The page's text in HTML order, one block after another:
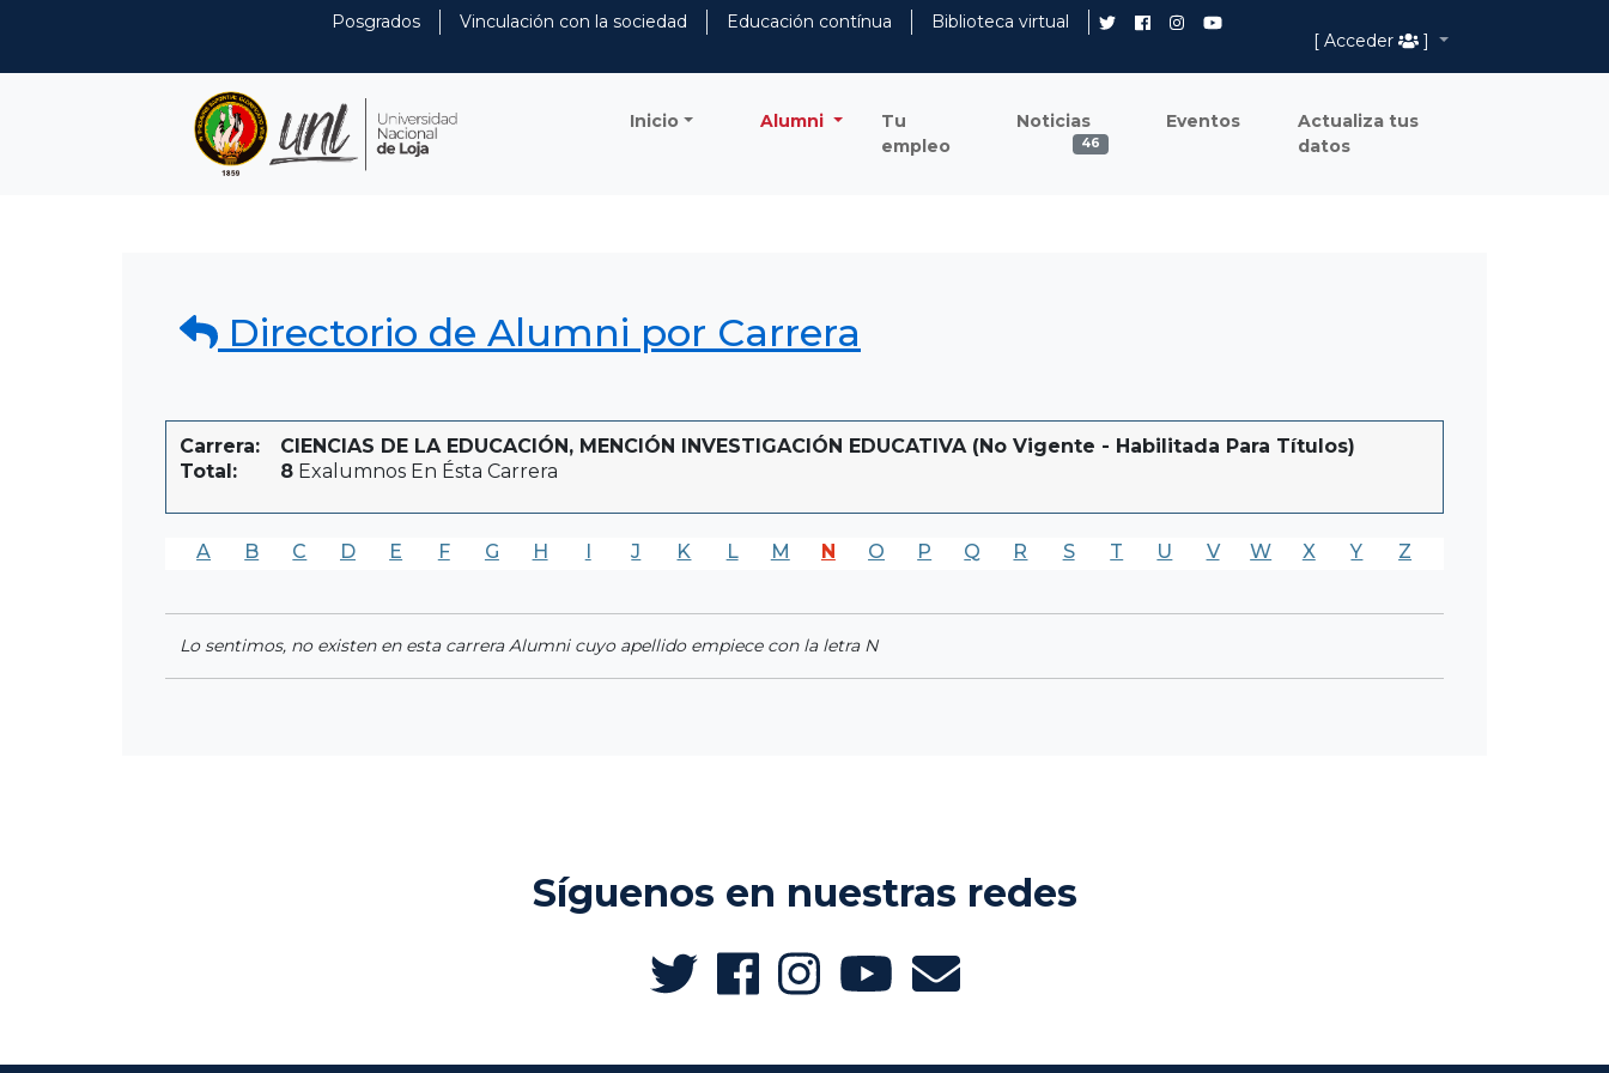
Posgrados Vinculación con la sociedad Educación contínua
Biblioteca virtual
[ Acceder
]
Inicio Alumni
Tu
empleo
Noticias
46
Eventos
Actualiza tus
datos
Directorio de Alumni por Carrera
Carrera:
CIENCIAS DE LA EDUCACIÓN, MENCIÓN INVESTIGACIÓN EDUCATIVA (No Vigente - Habilitada Para Títulos)
Total:
8 Exalumnos En Ésta Carrera
A B C D E F G H I J K L M N O P Q R S T U V W X Y Z
Lo sentimos, no existen en esta carrera Alumni cuyo apellido empiece con la letra N
Síguenos en nuestras redes